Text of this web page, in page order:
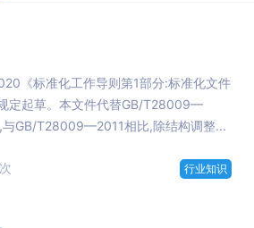
《标准化工作导则第1部分:标准化文件
定起草。本文件代替GB/T28009—
与GB/T28009—2011相比,除结构调整...
行业知识